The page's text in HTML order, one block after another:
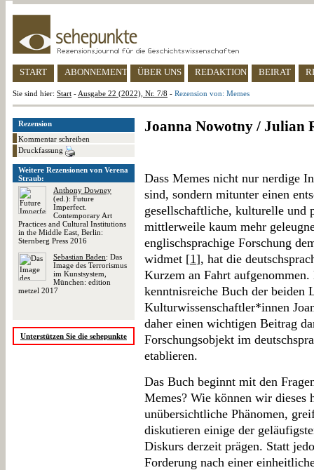
START ABONNEMENT ÜBER UNS REDAKTION BEIRAT
Sie sind hier: Start - Ausgabe 22 (2022), Nr. 7/8 - Rezension von: Memes
Rezension
Kommentar schreiben
Druckfassung
Weitere Rezensionen von Verena
Straub:
Anthony Downey
(ed.): Future
Imperfect.
Contemporary Art
Practices and Cultural Institutions
in the Middle East, Berlin:
Sternberg Press 2016
Sebastian Baden: Das
Image des Terrorismus
im Kunstsystem,
München: edition
metzel 2017
Unterstützen Sie die sehepunkte
Joanna Nowotny / Julian
Dass Memes nicht nur nerdige
sind, sondern mitunter einen
gesellschaftliche, kulturelle und
mittlerweile kaum mehr
englischsprachige Forschung
widmet [1], hat die
Kurzem an Fahrt
kenntnisreiche Buch der beiden
Kulturwissenschaftler*innen
daher einen wichtigen Beitrag
Forschungsobjekt im
etablieren.
Das Buch beginnt mit den
Memes? Wie können wir dieses
unübersichtliche Phänomen,
diskutieren einige der
Diskurs derzeit prägen. Statt
Forderung nach einer